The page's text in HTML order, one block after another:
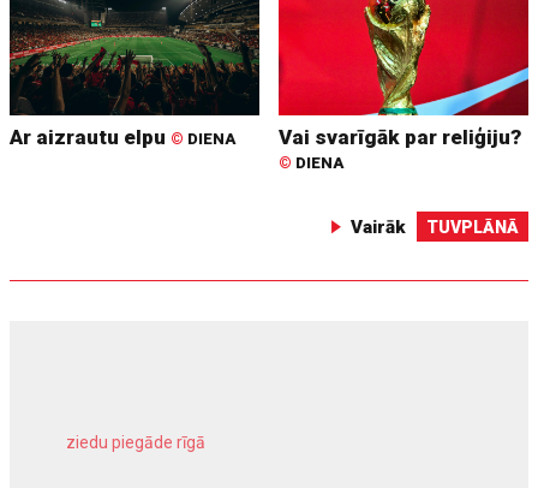
Ar aizrautu elpu © DIENA Vai svarīgāk par reliģiju?
© DIENA
Vairāk TUVPLĀNĀ
ziedu piegāde rīgā